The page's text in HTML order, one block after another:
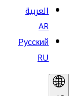
العربية
AR
Русский
RU